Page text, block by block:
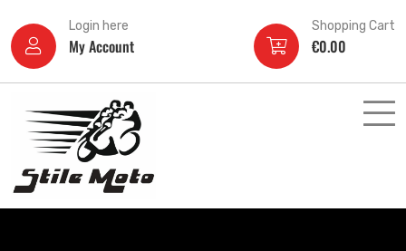
Login here
My Account
Shopping Cart
€0.00